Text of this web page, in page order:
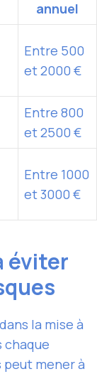
annuel
Entre 500
et 2000 €
Entre 800
et 2500 €
Entre 1000
et 3000 €
éviter
la mise à
chaque
mener à